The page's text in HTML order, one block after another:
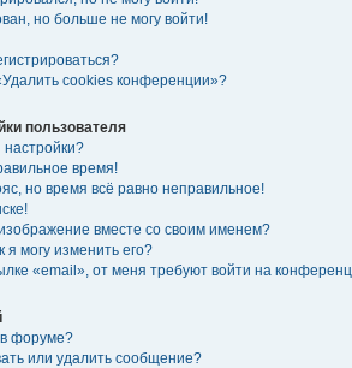
но больше не могу войти!
cookies конференции»?
пользователя
время!
но время всё равно неправильное!
вместе со своим именем?
я могу изменить его?
«email», от меня требуют войти на
в форуме?
или удалить сообщение?